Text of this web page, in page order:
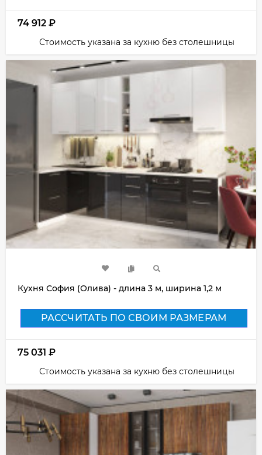
74 912 ₽
Стоимость указана за кухню без столешницы
Кухня София (Олива) - длина 3 м, ширина 1,2 м
РАССЧИТАТЬ ПО СВОИМ РАЗМЕРАМ
75 031 ₽
Стоимость указана за кухню без столешницы